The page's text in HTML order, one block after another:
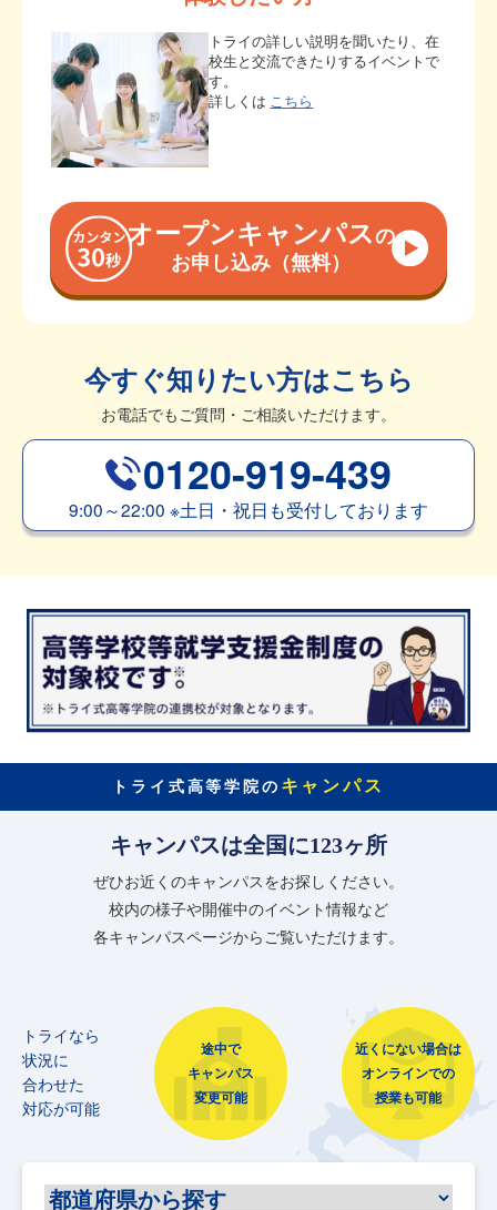
トライの詳しい説明を聞いたり、在
校生と交流できたりするイベントで
す。
詳しくは こちら
オープンキャンパスの
お申し込み（無料）
今すぐ知りたい方はこちら
お電話でもご質問・ご相談いただけます。
0120-919-439
9:00～22:00 ※土日・祝日も受付しております
トライ式高等学院の キャンパス
キャンパスは全国に123ヶ所
ぜひお近くのキャンパスをお探しください。
校内の様子や開催中のイベント情報など
各キャンパスページからご覧いただけます。
トライなら
状況に
合わせた
対応が可能
途中で
キャンパス
変更可能
近くにない場合は
オンラインでの
授業も可能